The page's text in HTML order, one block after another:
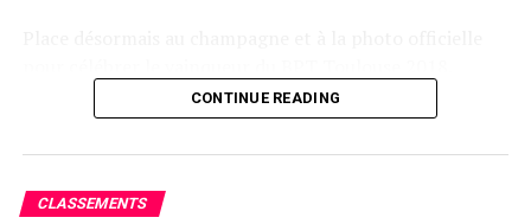
CONTINUE READING
CLASSEMENTS